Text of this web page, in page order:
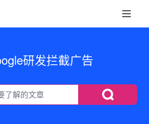
研发拦截广告